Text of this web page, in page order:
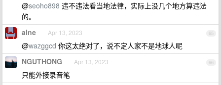
@seoho898 违不违法看当地法律，实际上没几个地方算违法
的。
65
alne Apr 13, 2023
@wazggcd 你这太绝对了，说不定人家不是地球人呢
66
NGUTHONG Apr 13, 2023
只能外接录音笔